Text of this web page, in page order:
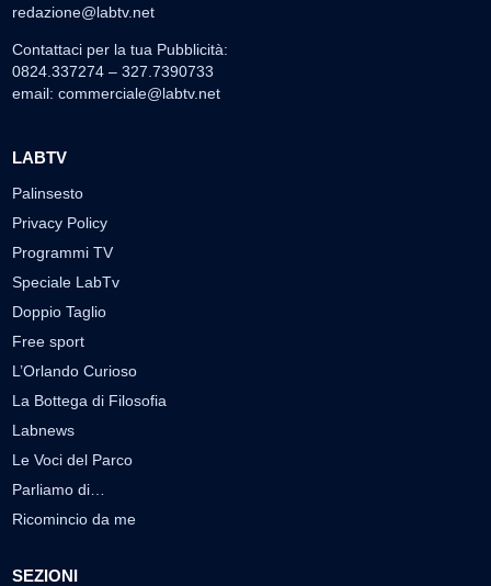
redazione@labtv.net
Contattaci per la tua Pubblicità:
0824.337274 – 327.7390733
email: commerciale@labtv.net
LABTV
Palinsesto
Privacy Policy
Programmi TV
Speciale LabTv
Doppio Taglio
Free sport
L’Orlando Curioso
La Bottega di Filosofia
Labnews
Le Voci del Parco
Parliamo di…
Ricomincio da me
SEZIONI